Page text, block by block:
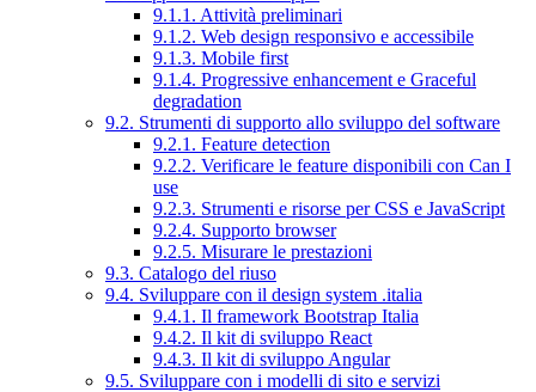
9.1.1. Attività preliminari
9.1.2. Web design responsivo e accessibile
9.1.3. Mobile first
9.1.4. Progressive enhancement e Graceful
degradation
9.2. Strumenti di supporto allo sviluppo del software
9.2.1. Feature detection
9.2.2. Verificare le feature disponibili con Can I
use
9.2.3. Strumenti e risorse per CSS e JavaScript
9.2.4. Supporto browser
9.2.5. Misurare le prestazioni
9.3. Catalogo del riuso
9.4. Sviluppare con il design system .italia
9.4.1. Il framework Bootstrap Italia
9.4.2. Il kit di sviluppo React
9.4.3. Il kit di sviluppo Angular
9.5. Sviluppare con i modelli di sito e servizi